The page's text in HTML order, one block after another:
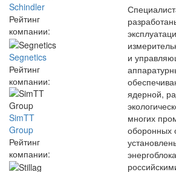
Schindler
Рейтинг
компании:
Segnetics
Рейтинг
компании:
SimTT
Group
Рейтинг
компании:
и
ядерной,
многих
оборонных